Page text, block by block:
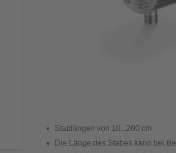
Stablängen von 10...200 cm
Die Länge des Stabes kann bei